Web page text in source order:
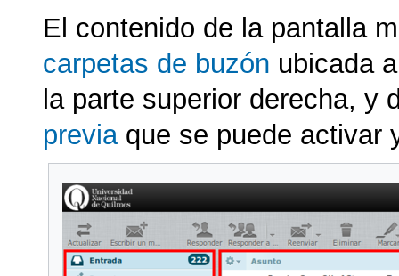
El contenido de la pantalla
carpetas de buzón ubicada
la parte superior derecha, y
previaque se puede activar